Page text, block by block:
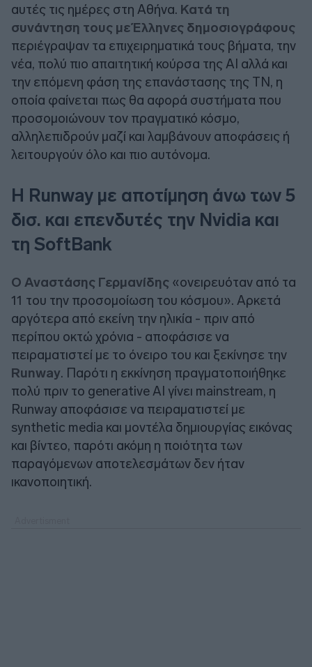
αυτές τις ημέρες στη Αθήνα. Κατά τη
συνάντηση τους με Έλληνες δημοσιογράφους
περιέγραψαν τα επιχειρηματικά τους βήματα, την
νέα, πολύ πιο απαιτητική κούρσα της AI αλλά και
την επόμενη φάση της επανάστασης της ΤΝ, η
οποία φαίνεται πως θα αφορά συστήματα που
προσομοιώνουν τον πραγματικό κόσμο,
αλληλεπιδρούν μαζί και λαμβάνουν αποφάσεις ή
λειτουργούν όλο και πιο αυτόνομα.
Η Runway με αποτίμηση άνω των 5
δισ. και επενδυτές την Nvidia και
τη SoftBank
Ο Αναστάσης Γερμανίδης «ονειρευόταν από τα
11 του την προσομοίωση του κόσμου». Αρκετά
αργότερα από εκείνη την ηλικία - πριν από
περίπου οκτώ χρόνια - αποφάσισε να
πειραματιστεί με το όνειρο του και ξεκίνησε την
Runway. Παρότι η εκκίνηση πραγματοποιήθηκε
πολύ πριν το generative AI γίνει mainstream, η
Runway αποφάσισε να πειραματιστεί με
synthetic media και μοντέλα δημιουργίας εικόνας
και βίντεο, παρότι ακόμη η ποιότητα των
παραγόμενων αποτελεσμάτων δεν ήταν
ικανοποιητική.